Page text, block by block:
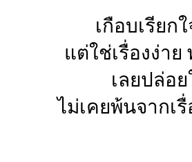
เกือบเรียก
แต่ใช่เรื่องง่า
เลยปล่อ
ไม่เคยพ้นจากเ